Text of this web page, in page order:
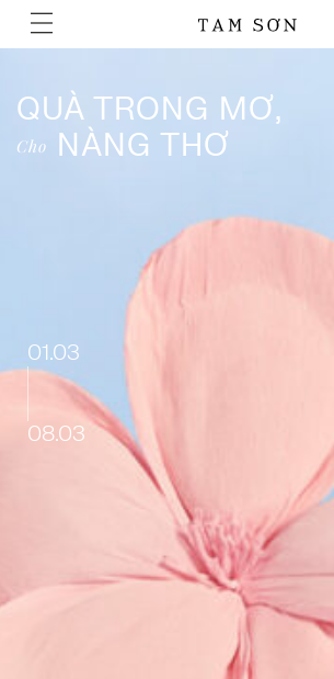
QUÀ TRONG MƠ,
Cho NÀNG THƠ
01.03
08.03